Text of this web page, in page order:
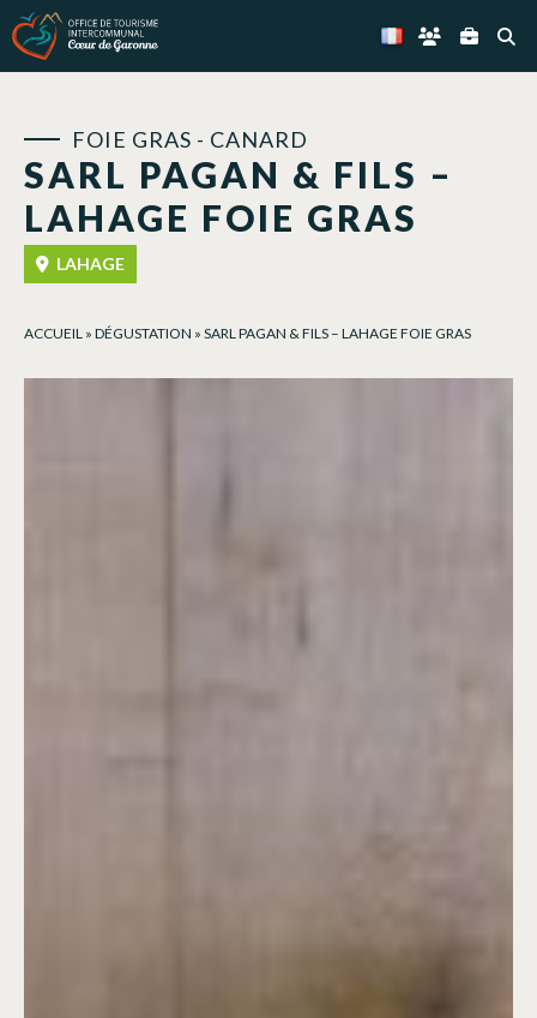
SARL PAGAN & FILS –
LAHAGE FOIE GRAS
FOIE GRAS - CANARD
LAHAGE
ACCUEIL » DÉGUSTATION » SARL PAGAN & FILS – LAHAGE FOIE GRAS
Panneau de gestion des cookies